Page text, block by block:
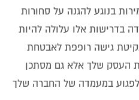
בנוגע להגנה על סחורות
בדרישות אלו עלולה להיות
גישה רופפת לאבטחת
העסק שלך אלא גם מסתכן
במעמדה של החברה שלך